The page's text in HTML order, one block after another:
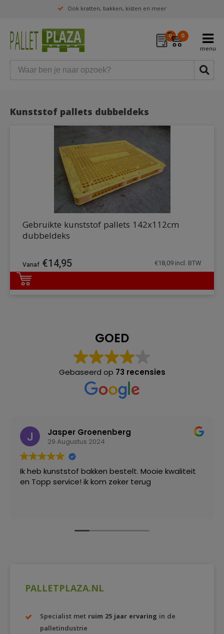
Ook kratten, bakken, kisten en meer
0 0
PALLETPLAZA.NL
Specialist met ruim 25 jaar ervaring in de
palletindustrie
Kunststof pallets dubbeldeks
DETAILS
Gebruikte kunststof pallets 142x112cm
dubbeldeks
€14,95 €18,09 incl. BTW
GOED
Gebaseerd op 73 recensies
Jasper Groenenberg
29 Augustus 2024
Ik heb kunststof bakken bestelt. Mooie kwaliteit
en Topp service! ik kom zeker terug